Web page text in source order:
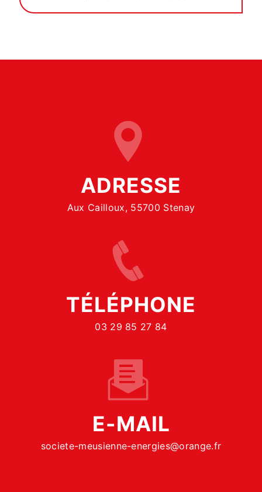
ADRESSE
Aux Cailloux, 55700 Stenay
TÉLÉPHONE
03 29 85 27 84
E-MAIL
societe-meusienne-energies@orange.fr